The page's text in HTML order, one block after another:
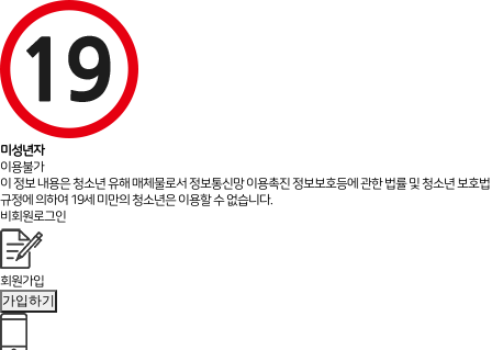
미성년자
이용불가
이 정보 내용은 청소년 유해 매체물로서 정보통신망 이용촉진 정보보호등에 관한 법률 및 청소년 보호법
규정에 의하여 19세 미만의 청소년은 이용할 수 없습니다.
비회원로그인
회원가입
가입하기